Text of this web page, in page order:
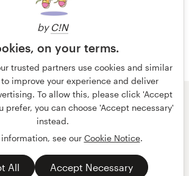
by C!N
on your terms.
trusted partners use cookies and similar
improve your experience and deliver
To allow this, please click 'Accept
prefer, you can choose 'Accept necessary'
instead.
see our Cookie Notice.
All Accept Necessary
hun logo wedstrijd
99designs
door Vista
voorwaarden
français English